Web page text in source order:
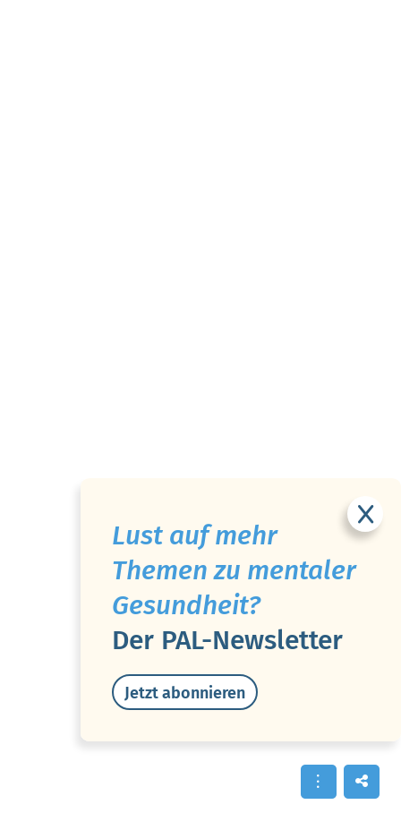
Lust auf mehr
Themen zu mentaler
Gesundheit?
Der PAL-Newsletter
Jetzt abonnieren